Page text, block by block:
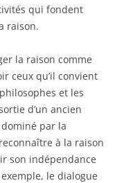
qui fondent
raison.
la raison comme
ceux qu’il convient
et les
d’un ancien
dominé par la
à la raison
son indépendance
le dialogue